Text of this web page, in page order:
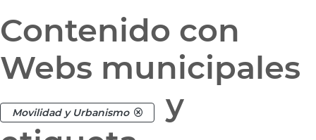
Contenido con
Webs municipales
Movilidad y Urbanismo
y